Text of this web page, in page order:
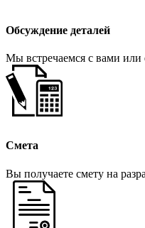
Обсуждение деталей
Мы встречаемся с вами или
Смета
Вы получаете смету на